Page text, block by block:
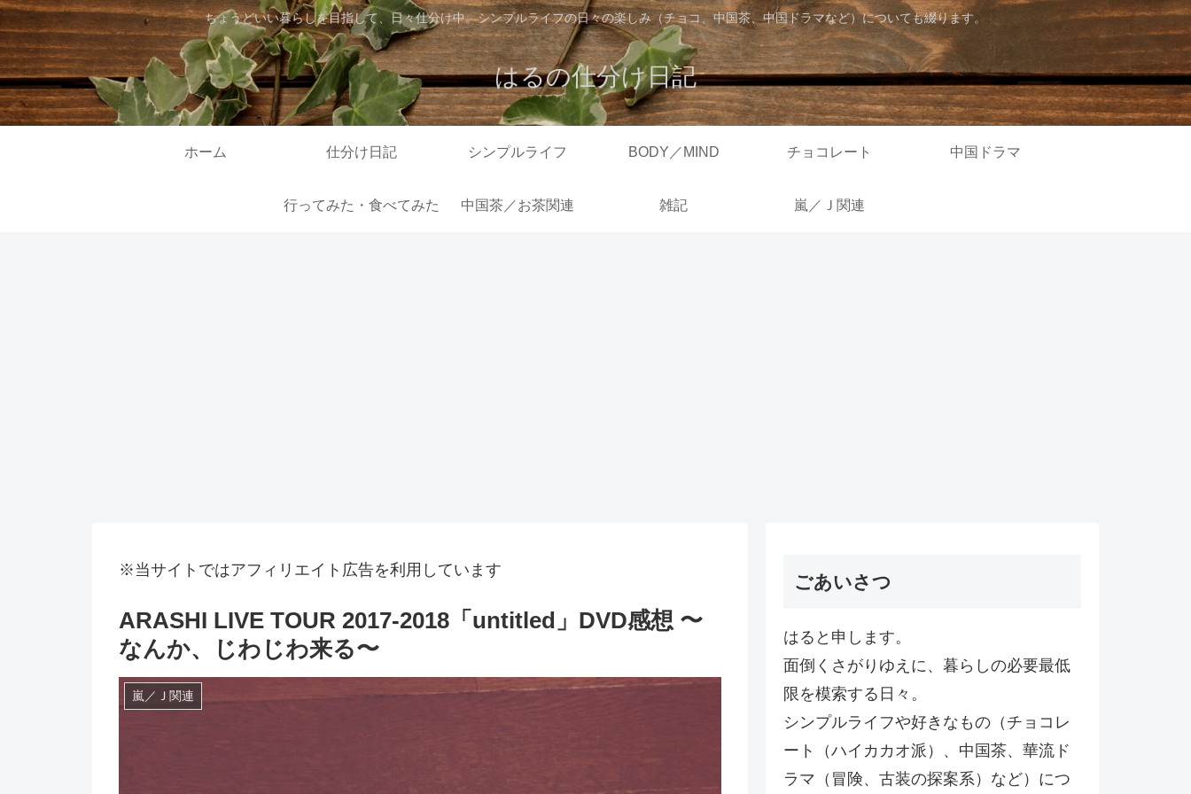
ちょうどいい暮らしを目指して、日々仕分け中。シンプルライフの日々の楽しみ（チョコ、中国茶、中国ドラマなど）についても綴ります。
はるの仕分け日記
ホーム 仕分け日記 シンプルライフ BODY／MIND チョコレート 中国ドラマ
行ってみた・食べてみた 中国茶／お茶関連 雑記 嵐／Ｊ関連
※当サイトではアフィリエイト広告を利用しています
ARASHI LIVE TOUR 2017-2018「untitled」DVD感想 〜
なんか、じわじわ来る〜
嵐／Ｊ関連
ごあいさつ
はると申します。
面倒くさがりゆえに、暮らしの必要最低
限を模索する日々。
シンプルライフや好きなもの（チョコレ
ート（ハイカカオ派）、中国茶、華流ド
ラマ（冒険、古装の探案系）など）につ